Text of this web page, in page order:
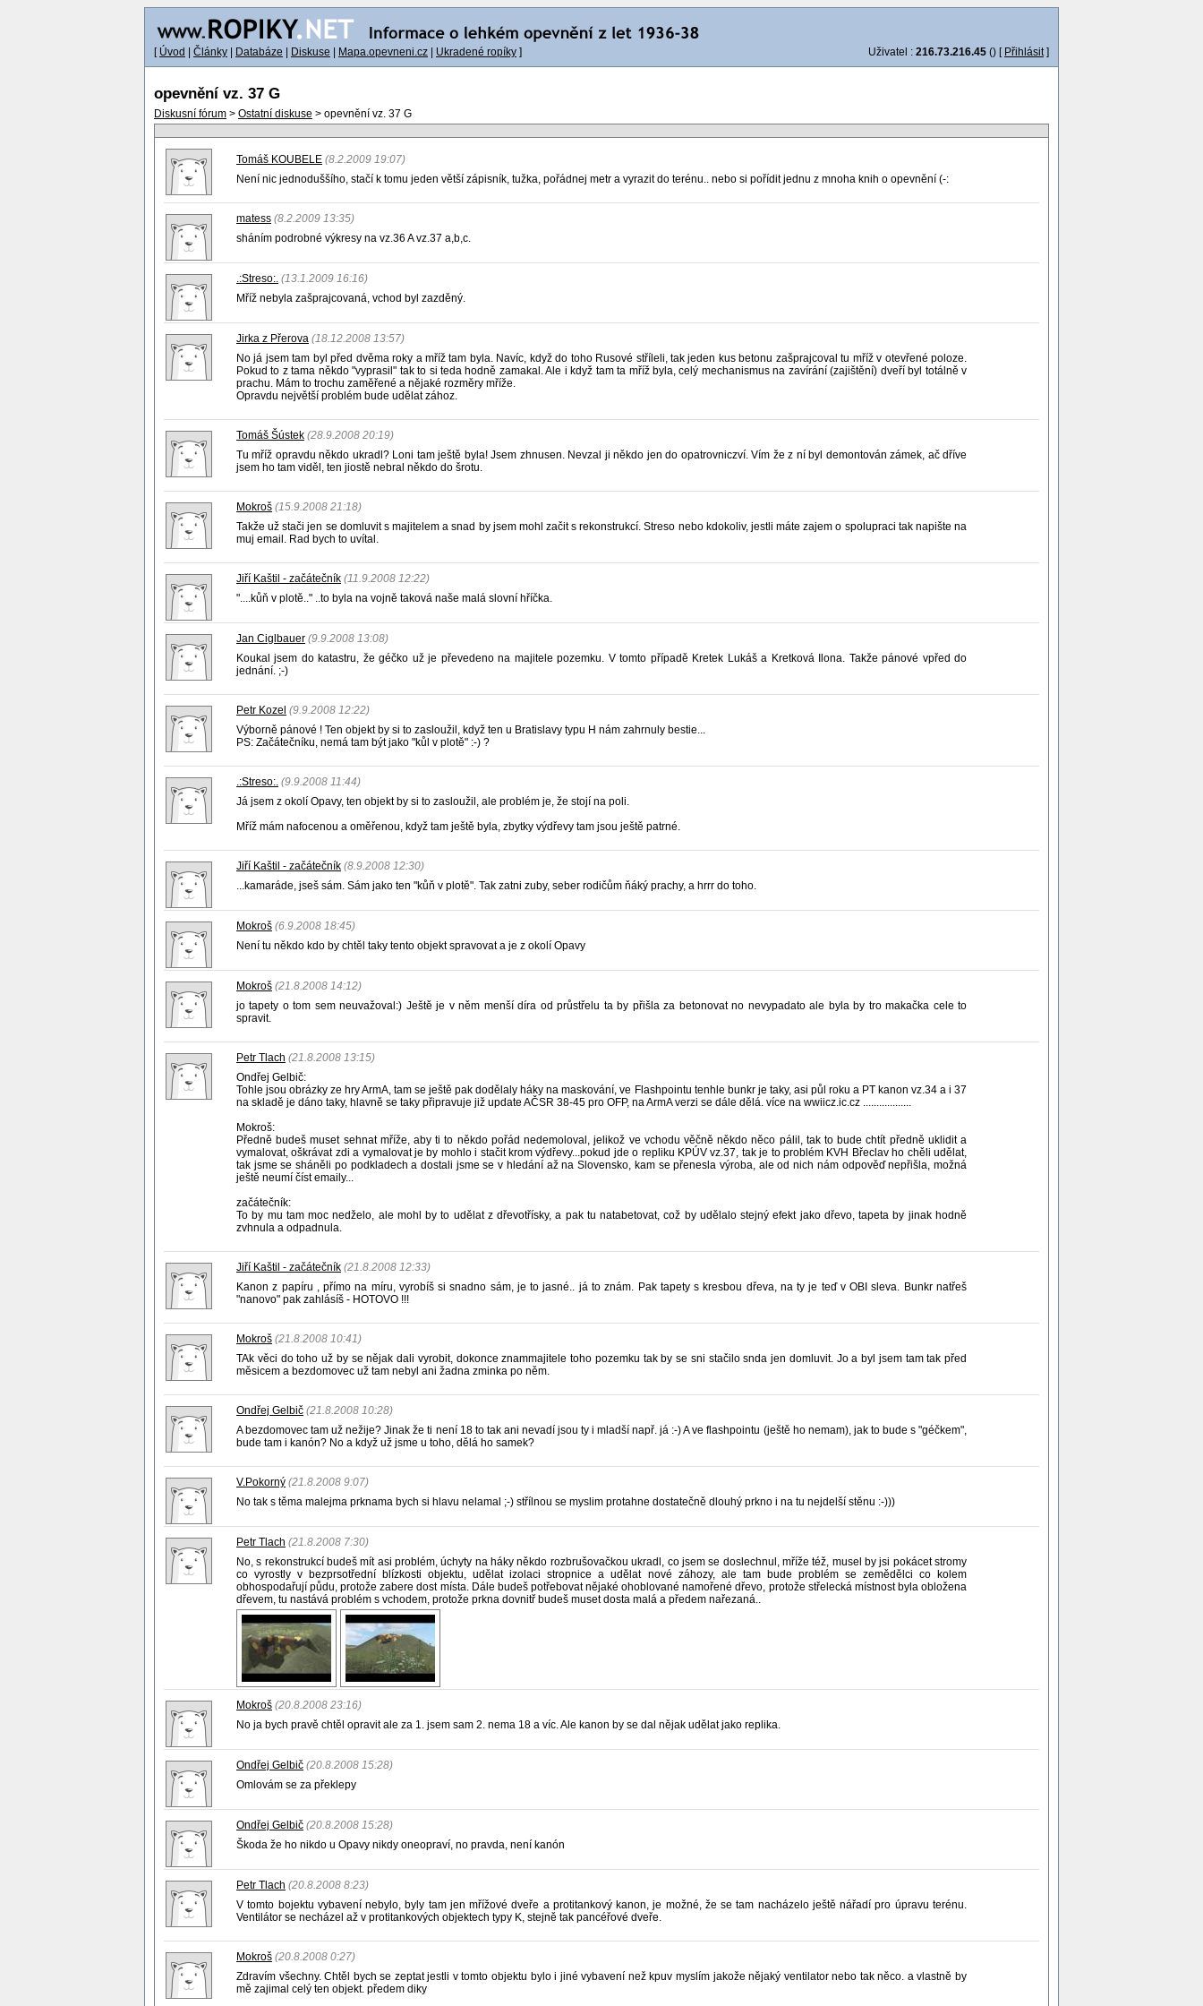
[ Úvod Články Databáze Diskuse Mapa.opevneni.cz Ukradené ropíky ] Uživatel : 216.73.216.45 () [ Přihlásit]
opevnění vz. 37 G
Diskusní fórum > Ostatní diskuse > opevnění vz. 37 G
Tomáš KOUBELE (8.2.2009 19:07)
Není nic jednoduššího, stačí k tomu jeden větší zápisník, tužka, pořádnej metr a vyrazit do terénu.. nebo si pořídit jednu z mnoha knih o opevnění (-:
matess (8.2.2009 13:35)
sháním podrobné výkresy na vz.36 A vz.37 a,b,c.
.:Streso:. (13.1.2009 16:16)
Mříž nebyla zašprajcovaná, vchod byl zazděný.
Jirka z Přerova (18.12.2008 13:57)
No já jsem tam byl před dvěma roky a mříž tam byla. Navíc, když do toho Rusové stříleli, tak jeden kus betonu zašprajcoval tu mříž v otevřené poloze.
Pokud to z tama někdo "vyprasil" tak to si teda hodně zamakal. Ale i když tam ta mříž byla, celý mechanismus na zavírání (zajištění) dveří byl totálně v
prachu. Mám to trochu zaměřené a nějaké rozměry mříže.
Opravdu největší problém bude udělat zához.
Tomáš Šústek (28.9.2008 20:19)
Tu mříž opravdu někdo ukradl? Loni tam ještě byla! Jsem zhnusen. Nevzal ji někdo jen do opatrovniczví. Vím že z ní byl demontován zámek, ač dříve
jsem ho tam viděl, ten jiostě nebral někdo do šrotu.
Mokroš (15.9.2008 21:18)
Takže už stači jen se domluvit s majitelem a snad by jsem mohl začit s rekonstrukcí. Streso nebo kdokoliv, jestli máte zajem o spolupraci tak napište na
muj email. Rad bych to uvítal.
Jiří Kaštil - začátečník (11.9.2008 12:22)
"....kůň v plotě.." ..to byla na vojně taková naše malá slovní hříčka.
Jan Ciglbauer (9.9.2008 13:08)
Koukal jsem do katastru, že géčko už je převedeno na majitele pozemku. V tomto případě Kretek Lukáš a Kretková Ilona. Takže pánové vpřed do
jednání. ;-)
Petr Kozel (9.9.2008 12:22)
Výborně pánové ! Ten objekt by si to zasloužil, když ten u Bratislavy typu H nám zahrnuly bestie...
PS: Začátečníku, nemá tam být jako "kůl v plotě" :-) ?
.:Streso:. (9.9.2008 11:44)
Já jsem z okolí Opavy, ten objekt by si to zasloužil, ale problém je, že stojí na poli.
Mříž mám nafocenou a oměřenou, když tam ještě byla, zbytky výdřevy tam jsou ještě patrné.
Jiří Kaštil - začátečník (8.9.2008 12:30)
...kamaráde, jseš sám. Sám jako ten "kůň v plotě". Tak zatni zuby, seber rodičům ňáký prachy, a hrrr do toho.
Mokroš (6.9.2008 18:45)
Není tu někdo kdo by chtěl taky tento objekt spravovat a je z okolí Opavy
Mokroš (21.8.2008 14:12)
jo tapety o tom sem neuvažoval:) Ještě je v něm menší díra od průstřelu ta by přišla za betonovat no nevypadato ale byla by tro makačka cele to
spravit.
Petr Tlach (21.8.2008 13:15)
Ondřej Gelbič:
Tohle jsou obrázky ze hry ArmA, tam se ještě pak dodělaly háky na maskování, ve Flashpointu tenhle bunkr je taky, asi půl roku a PT kanon vz.34 a i 37
na skladě je dáno taky, hlavně se taky připravuje již update AČSR 38-45 pro OFP, na ArmA verzi se dále dělá. více na wwiicz.ic.cz ..................
Mokroš:
Předně budeš muset sehnat mříže, aby ti to někdo pořád nedemoloval, jelikož ve vchodu věčně někdo něco pálil, tak to bude chtít předně uklidit a
vymalovat, oškrávat zdi a vymalovat je by mohlo i stačit krom výdřevy...pokud jde o repliku KPÚV vz.37, tak je to problém KVH Břeclav ho chěli udělat,
tak jsme se sháněli po podkladech a dostali jsme se v hledání až na Slovensko, kam se přenesla výroba, ale od nich nám odpověď nepřišla, možná
ještě neumí číst emaily...
začátečník:
To by mu tam moc nedželo, ale mohl by to udělat z dřevotřísky, a pak tu natabetovat, což by udělalo stejný efekt jako dřevo, tapeta by jinak hodně
zvhnula a odpadnula.
Jiří Kaštil - začátečník (21.8.2008 12:33)
Kanon z papíru , přímo na míru, vyrobíš si snadno sám, je to jasné.. já to znám. Pak tapety s kresbou dřeva, na ty je teď v OBI sleva. Bunkr natřeš
"nanovo" pak zahlásíš - HOTOVO !!!
Mokroš (21.8.2008 10:41)
TAk věci do toho už by se nějak dali vyrobit, dokonce znammajitele toho pozemku tak by se sni stačilo snda jen domluvit. Jo a byl jsem tam tak před
měsicem a bezdomovec už tam nebyl ani žadna zminka po něm.
Ondřej Gelbič (21.8.2008 10:28)
A bezdomovec tam už nežije? Jinak že ti není 18 to tak ani nevadí jsou ty i mladší např. já :-) A ve flashpointu (ještě ho nemam), jak to bude s "géčkem",
bude tam i kanón? No a když už jsme u toho, dělá ho samek?
V.Pokorný (21.8.2008 9:07)
No tak s těma malejma prknama bych si hlavu nelamal ;-) střílnou se myslim protahne dostatečně dlouhý prkno i na tu nejdelší stěnu :-)))
Petr Tlach (21.8.2008 7:30)
No, s rekonstrukcí budeš mít asi problém, úchyty na háky někdo rozbrušovačkou ukradl, co jsem se doslechnul, mříže též, musel by jsi pokácet stromy
co vyrostly v bezprsotřední blízkosti objektu, udělat izolaci stropnice a udělat nové záhozy, ale tam bude problém se zemědělci co kolem
obhospodařují půdu, protože zabere dost místa. Dále budeš potřebovat nějaké ohoblované namořené dřevo, protože střelecká místnost byla obložena
dřevem, tu nastává problém s vchodem, protože prkna dovnitř budeš muset dosta malá a předem nařezaná..
Mokroš (20.8.2008 23:16)
No ja bych pravě chtěl opravit ale za 1. jsem sam 2. nema 18 a víc. Ale kanon by se dal nějak udělat jako replika.
Ondřej Gelbič (20.8.2008 15:28)
Omlovám se za překlepy
Ondřej Gelbič (20.8.2008 15:28)
Škoda že ho nikdo u Opavy nikdy oneopraví, no pravda, není kanón
Petr Tlach (20.8.2008 8:23)
V tomto bojektu vybavení nebylo, byly tam jen mřížové dveře a protitankový kanon, je možné, že se tam nacházelo ještě nářadí pro úpravu terénu.
Ventilátor se necházel až v protitankových objektech typy K, stejně tak pancéřové dveře.
Mokroš (20.8.2008 0:27)
Zdravím všechny. Chtěl bych se zeptat jestli v tomto objektu bylo i jiné vybavení než kpuv myslím jakože nějaký ventilator nebo tak něco. a vlastně by
mě zajimal celý ten objekt. předem diky